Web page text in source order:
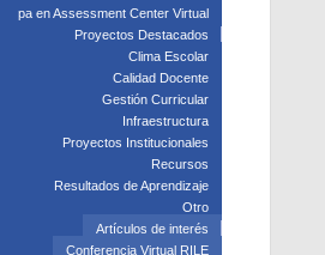
en Assessment Center Virtual
Proyectos Destacados
Clima Escolar
Calidad Docente
Gestión Curricular
Infraestructura
Proyectos Institucionales
Recursos
Resultados de Aprendizaje
Otro
Artículos de interés
Conferencia Virtual RILE